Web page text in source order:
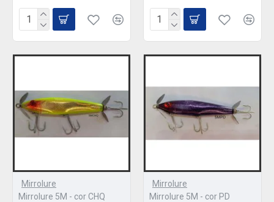
Mirrolure
Mirrolure 5M - cor CHQ
Mirrolure
Mirrolure 5M - cor PD